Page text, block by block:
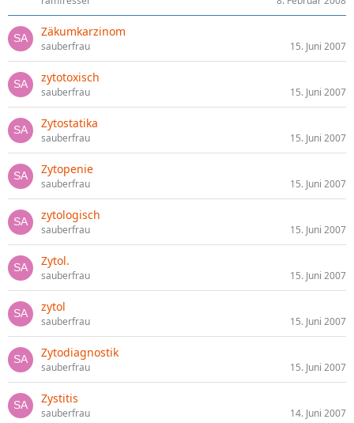
Zäkumkarzinom
sauberfrau 15. Juni 2007
zytotoxisch
sauberfrau 15. Juni 2007
Zytostatika
sauberfrau 15. Juni 2007
Zytopenie
sauberfrau 15. Juni 2007
zytologisch
sauberfrau 15. Juni 2007
Zytol.
sauberfrau 15. Juni 2007
zytol
sauberfrau 15. Juni 2007
Zytodiagnostik
sauberfrau 15. Juni 2007
Zystitis
sauberfrau 14. Juni 2007